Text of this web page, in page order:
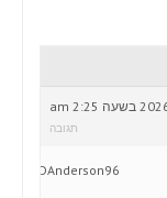
תגובה
DAnderson96